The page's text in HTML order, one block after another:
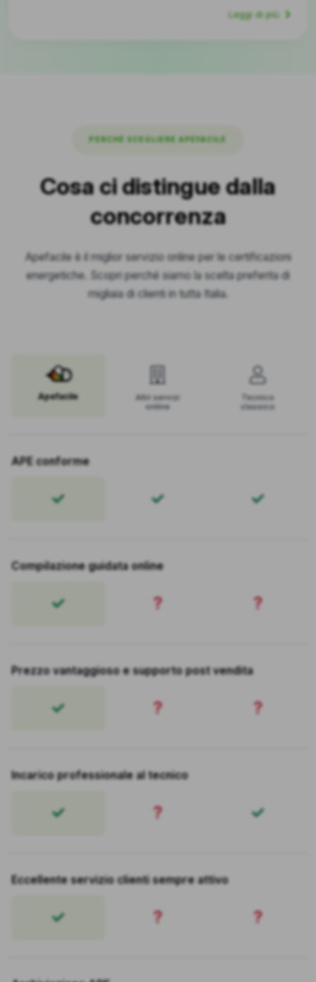
Leggi di più
PERCHÉ SCEGLIERE APEFACILE
Cosa ci distingue dalla
concorrenza
Apefacile è il miglior servizio online per le certificazioni
energetiche. Scopri perché siamo la scelta preferita di
migliaia di clienti in tutta Italia.
Apefacile
Altri servizi
online
Tecnico
classico
APE conforme
Compilazione guidata online
? ?
Prezzo vantaggioso e supporto post vendita
? ?
Incarico professionale al tecnico
?
Eccellente servizio clienti sempre attivo
? ?